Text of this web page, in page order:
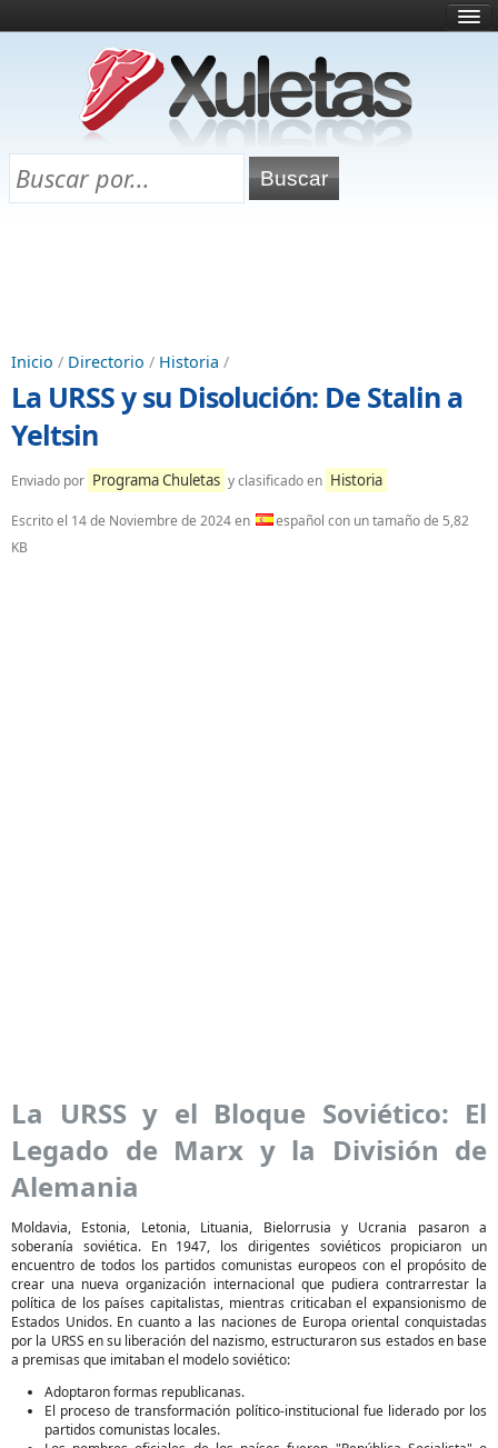
¿Qué es esto?
Directorio
Chuletas para exámenes
Inicio / Directorio / Historia /
La URSS y su Disolución: De Stalin a
Yeltsin
Enviado por Programa Chuletas y clasificado en Historia
Escrito el 14 de Noviembre de 2024en
español con un tamaño de 5,82
KB
La URSS y el Bloque Soviético: El
Legado de Marx y la División de
Alemania
Moldavia, Estonia, Letonia, Lituania, Bielorrusia y Ucrania pasaron a
soberanía soviética. En 1947, los dirigentes soviéticos propiciaron un
encuentro de todos los partidos comunistas europeos con el propósito de
crear una nueva organización internacional que pudiera contrarrestar la
política de los países capitalistas, mientras criticaban el expansionismo de
Estados Unidos. En cuanto a las naciones de Europa oriental conquistadas
por la URSS en su liberación del nazismo, estructuraron sus estados en base
a premisas que imitaban el modelo soviético:
Adoptaron formas republicanas.
El proceso de transformación político-institucional fue liderado por los
partidos comunistas locales.